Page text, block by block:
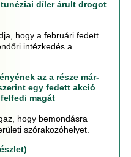
díler árult drogot
hogy a februári fedett
intézkedés a
az a része már-
egy fedett akció
magát
hogy bemondásra
szórakozóhelyet.